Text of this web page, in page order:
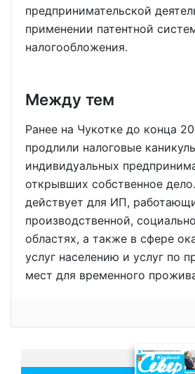
предпринимательской
применении патентной
налогообложения.
Между тем
Ранее на Чукотке до конца
продлили налоговые
индивидуальных
открывших собственное
действует для ИП,
производственной,
областях, а также в сфере
услуг населению и услуг по
мест для временного